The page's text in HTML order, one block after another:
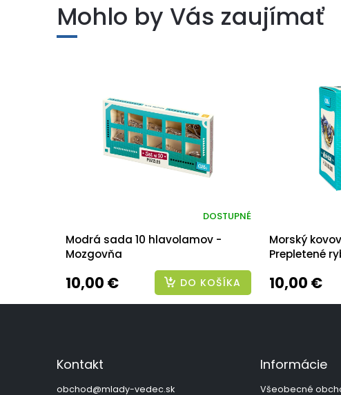
Mohlo by Vás zaujímať
Modrá sada 10 hlavolamov -
Mozgovňa
DOSTUPNÉ
10,00 € DO KOŠÍKA
Morský
Prepletené
10,00 €
Kontakt
obchod@mlady-vedec.sk
Informácie
Všeobecné